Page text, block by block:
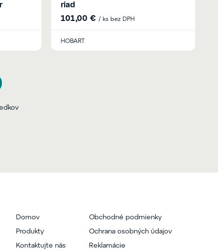
riad
101,00 € / ks bez DPH
HOBART
Domov
Produkty
Kontaktujte nás
Obchodné podmienky
Ochrana osobných údajov
Reklamácie